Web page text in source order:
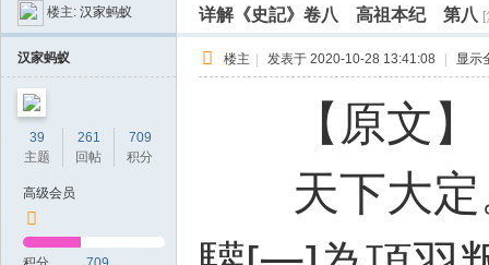
楼主: 汉家蚂蚁 详解《史記》卷八 高祖本纪 第八
汉家蚂蚁
39
主题
261
回帖
709
积分
高级会员
楼主 | 发表于 2020-10-28 13:41:08 | 显示
【原文】
天下大